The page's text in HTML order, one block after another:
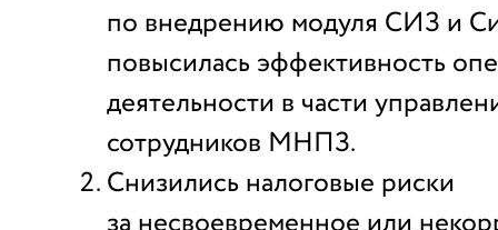
по внедрению модуля СИЗ и
повысилась эффективность
деятельности в части
сотрудников МНПЗ.
Снизились налоговые риски